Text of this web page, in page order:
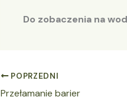
Do zobaczenia na
POPRZEDNI
Przełamanie barier